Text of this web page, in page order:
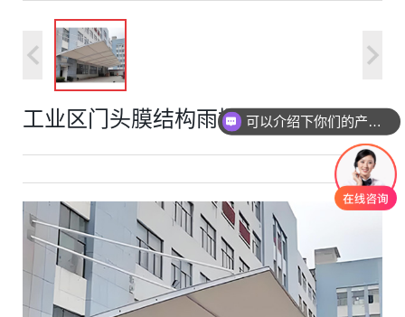
工业区门头膜结构雨棚
你们是怎么收费的呢